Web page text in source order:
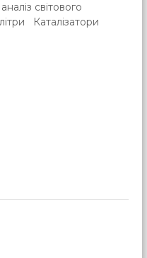
світового
Каталізатори